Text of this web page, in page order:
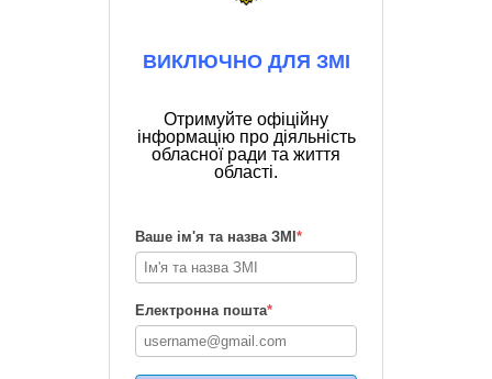
ВИКЛЮЧНО ДЛЯ ЗМІ
Отримуйте офіційну
інформацію про діяльність
обласної ради та життя
області.
Ваше ім'я та назва ЗМІ *
Електронна пошта*